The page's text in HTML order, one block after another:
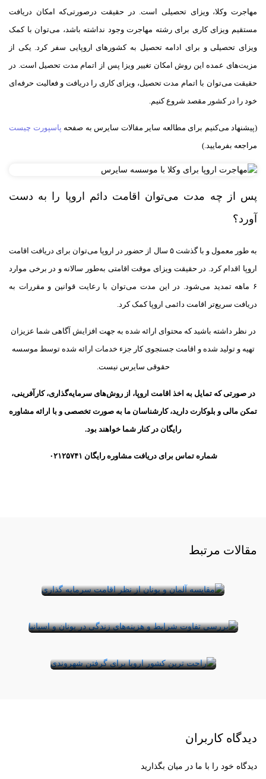
مهاجرت وکلا، ویزای تحصیلی است. در حقیقت درصورتی‌که امکان دریافت
مستقیم ویزای کاری برای رشته مهاجرت وجود نداشته باشد، می‌توان با کمک
ویزای تحصیلی و برای ادامه تحصیل به کشورهای اروپایی سفر کرد. یکی از
مزیت‌های عمده این روش امکان تغییر ویزا پس از اتمام مدت تحصیل است. در
حقیقت می‌توان با اتمام مدت تحصیل، ویزای کاری را دریافت و فعالیت حرفه‌ای
خود را در کشور مقصد شروع کنیم.
(پیشنهاد می‌کنیم برای مطالعه سایر مقالات سایرس به صفحه پاسپورت چیست
مراجعه بفرمایید.)
پس از چه مدت می‌توان اقامت دائم اروپا را به دست
آورد؟
به‌ طور معمول و با گذشت ۵ سال از حضور در اروپا می‌توان برای دریافت اقامت
اروپا اقدام کرد. در حقیقت ویزای موقت اقامتی به‌طور سالانه و در برخی موارد
۶ ماهه تمدید می‌شود. در این مدت می‌توان با رعایت قوانین و مقررات به
دریافت سریع‌تر اقامت دائمی اروپا کمک کرد.
در نظر داشته باشید که محتوای ارائه شده به جهت افزایش آگاهی شما عزیزان
تهیه و تولید شده و اقامت جستجوی کار جزء خدمات ارائه شده توسط موسسه
حقوقی سایرس نیست.
در صورتی که تمایل به اخذ اقامت اروپا، از روش‌های سرمایه‌گذاری، کارآفرینی،
تمکن مالی و بلوکارت دارید، کارشناسان ما به صورت تخصصی و با ارائه مشاوره
رایگان در کنار شما خواهند بود.
شماره تماس برای دریافت مشاوره رایگان ۰۲۱۲۵۷۴۱
مقالات مرتبط
آلمان؟
چه تفاوتی با یکدیگر دارد؟
معرفی راحت ترین کشور برای
اتحادیه اروپا از ۲۷ کشور تشکیل شده است.
دیدگاه کاربران
دیدگاه خود را با ما در میان بگذارید